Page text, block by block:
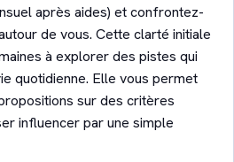
après aides) et confrontez-
de vous. Cette clarté initiale
à explorer des pistes qui
quotidienne. Elle vous permet
sur des critères
influencer par une simple